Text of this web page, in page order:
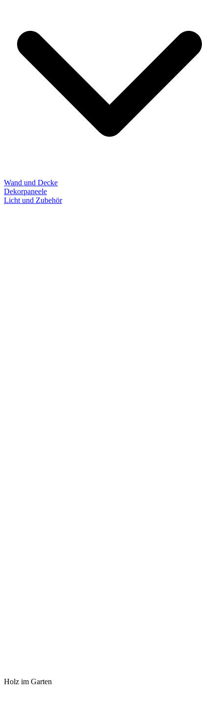
Wand und Decke
Dekorpaneele
Licht und Zubehör
Holz im Garten